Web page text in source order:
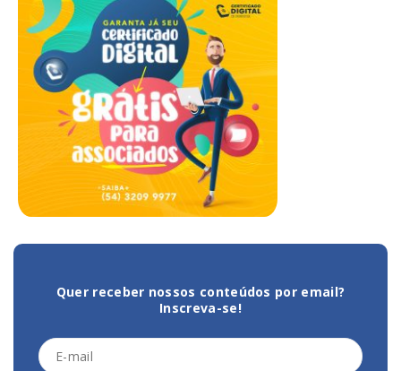
Quer receber nossos conteúdos por email?
Inscreva-se!